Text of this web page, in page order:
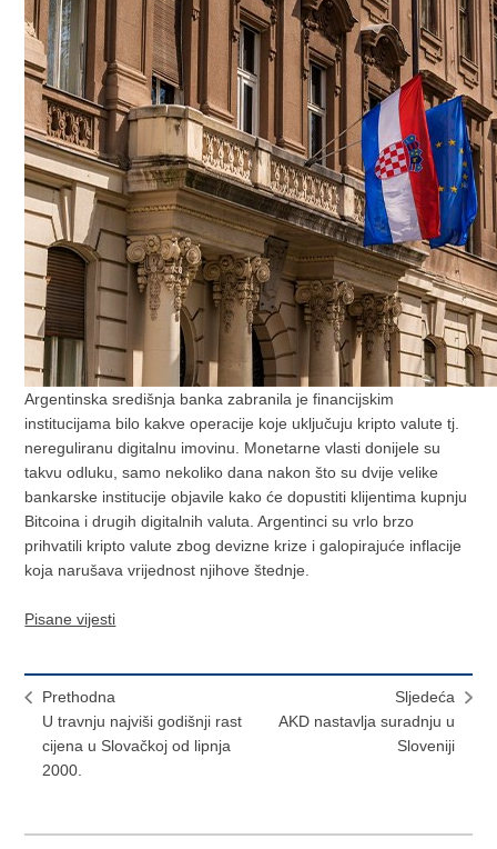
Argentinska središnja banka zabranila je financijskim
institucijama bilo kakve operacije koje uključuju kripto valute tj.
nereguliranu digitalnu imovinu. Monetarne vlasti donijele su
takvu odluku, samo nekoliko dana nakon što su dvije velike
bankarske institucije objavile kako će dopustiti klijentima kupnju
Bitcoina i drugih digitalnih valuta. Argentinci su vrlo brzo
prihvatili kripto valute zbog devizne krize i galopirajuće inflacije
koja narušava vrijednost njihove štednje.
Pisane vijesti
Prethodna
U travnju najviši godišnji rast
cijena u Slovačkoj od lipnja
2000.
Sljedeća
AKD nastavlja suradnju u
Sloveniji